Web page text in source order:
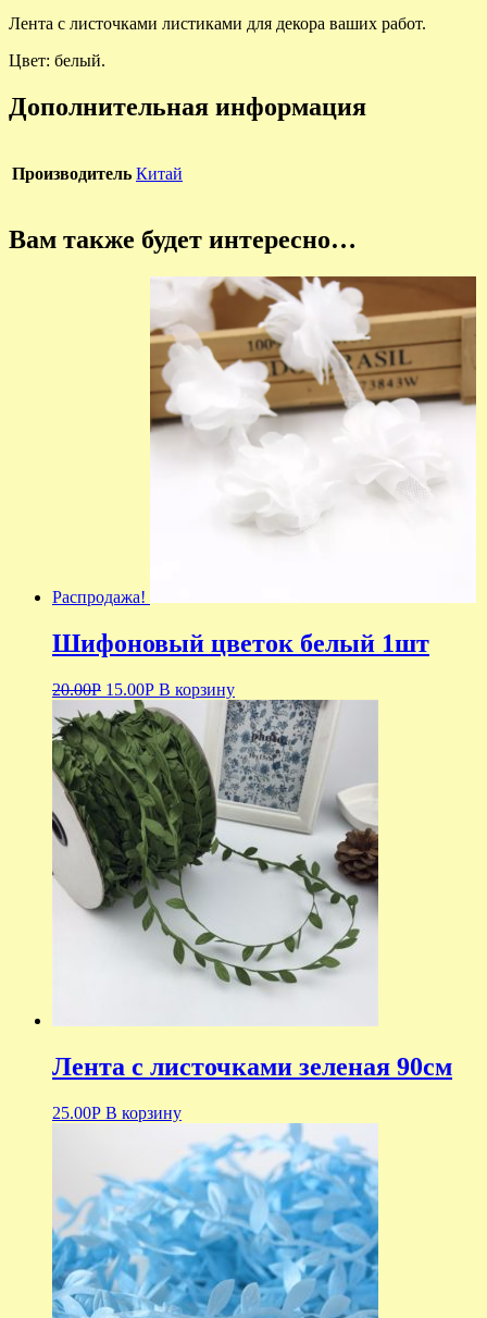
Лента с листочками листиками для декора ваших работ.
Цвет: белый.
Дополнительная информация
Производитель Китай
Вам также будет интересно…
Распродажа!
Шифоновый цветок белый 1шт
20.00Р 15.00Р В корзину
Лента с листочками зеленая 90см
25.00Р В корзину